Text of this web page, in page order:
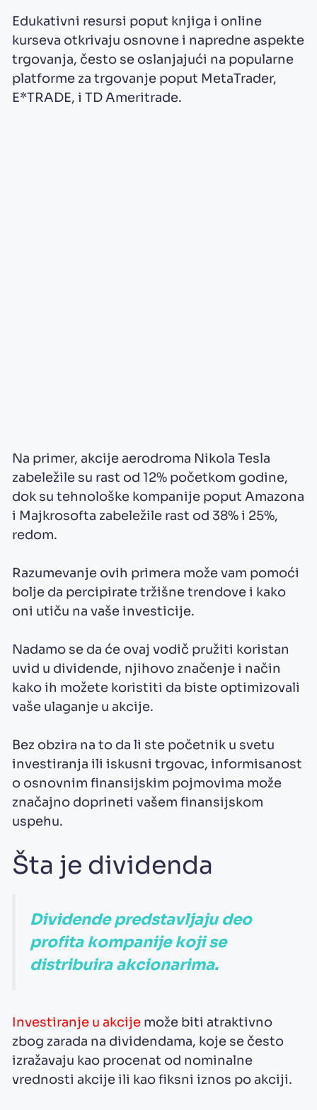
Edukativni resursi poput knjiga i online
kurseva otkrivaju osnovne i napredne aspekte
trgovanja, često se oslanjajući na popularne
platforme za trgovanje poput MetaTrader,
E*TRADE, i TD Ameritrade.
Na primer, akcije aerodroma Nikola Tesla
zabeležile su rast od 12% početkom godine,
dok su tehnološke kompanije poput Amazona
i Majkrosofta zabeležile rast od 38% i 25%,
redom.
Razumevanje ovih primera može vam pomoći
bolje da percipirate tržišne trendove i kako
oni utiču na vaše investicije.
Nadamo se da će ovaj vodič pružiti koristan
uvid u dividende, njihovo značenje i način
kako ih možete koristiti da biste optimizovali
vaše ulaganje u akcije.
Bez obzira na to da li ste početnik u svetu
investiranja ili iskusni trgovac, informisanost
o osnovnim finansijskim pojmovima može
značajno doprineti vašem finansijskom
uspehu.
Šta je dividenda
Dividende predstavljaju deo
profita kompanije koji se
distribuira akcionarima.
Investiranje u akcije može biti atraktivno
zbog zarada na dividendama, koje se često
izražavaju kao procenat od nominalne
vrednosti akcije ili kao fiksni iznos po akciji.